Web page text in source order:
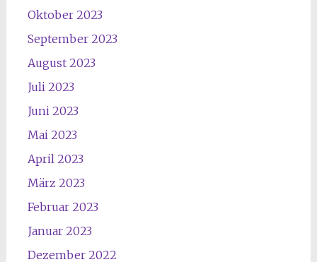
Oktober 2023
September 2023
August 2023
Juli 2023
Juni 2023
Mai 2023
April 2023
März 2023
Februar 2023
Januar 2023
Dezember 2022